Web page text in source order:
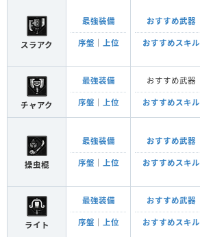
スラアク
最強装備
序盤 上位
おすすめ武器
おすすめスキル
チャアク
最強装備
序盤 上位
おすすめ武器
おすすめスキル
操虫棍
最強装備
序盤 上位
おすすめ武器
おすすめスキル
ライト
最強装備
序盤 上位
おすすめ武器
おすすめスキル